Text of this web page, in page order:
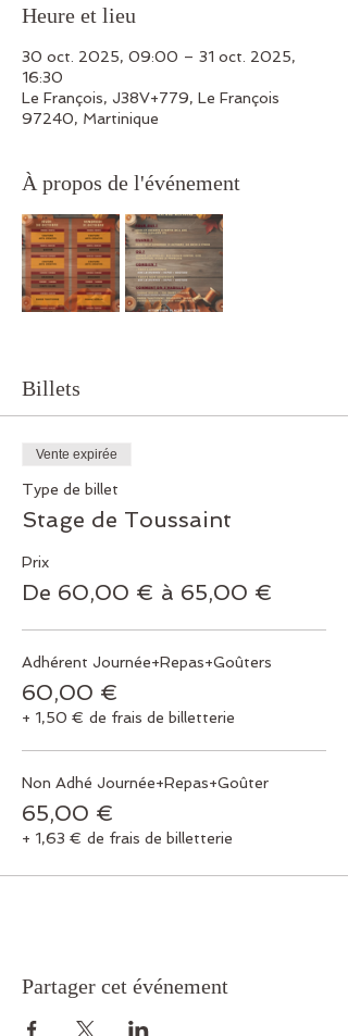
Heure et lieu
30 oct. 2025, 09:00 – 31 oct. 2025,
16:30
Le François, J38V+779, Le François
97240, Martinique
À propos de l'événement
Billets
Vente expirée
Type de billet
Stage de Toussaint
Prix
De 60,00 € à 65,00 €
Adhérent Journée+Repas+Goûters
60,00 €
+ 1,50 € de frais de billetterie
Non Adhé Journée+Repas+Goûter
65,00 €
+ 1,63 € de frais de billetterie
Partager cet événement